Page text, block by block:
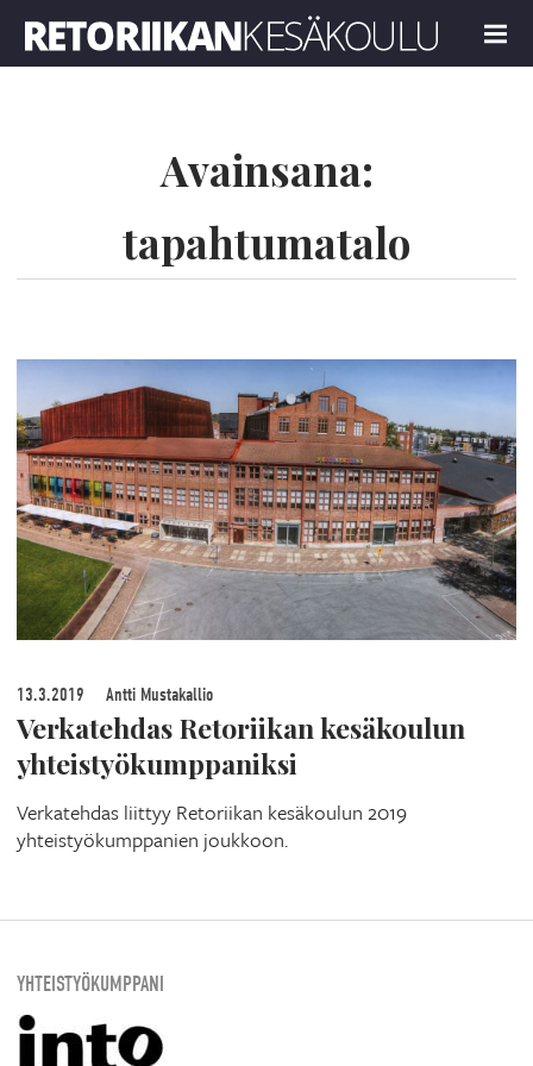
MENU
Avainsana:
tapahtumatalo
13.3.2019 Antti Mustakallio
Verkatehdas Retoriikan kesäkoulun
yhteistyökumppaniksi
Verkatehdas liittyy Retoriikan kesäkoulun 2019
yhteistyökumppanien joukkoon.
YHTEISTYÖKUMPPANI